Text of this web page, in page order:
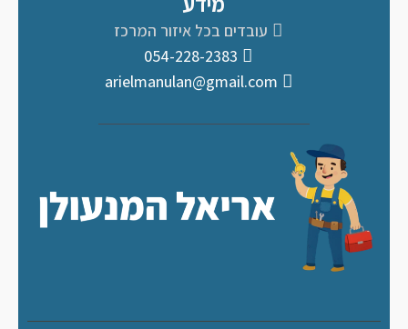
עובדים בכל איזור המרכז
054-228-2383
arielmanulan@gmail.com